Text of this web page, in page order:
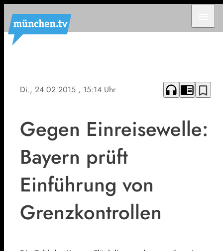
Di., 24.02.2015 , 15:14 Uhr headphones chrome_reader_mode bookmark_border
Gegen Einreisewelle:
Bayern prüft
Einführung von
Grenzkontrollen